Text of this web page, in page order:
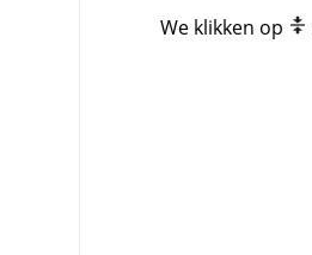
We klikken op